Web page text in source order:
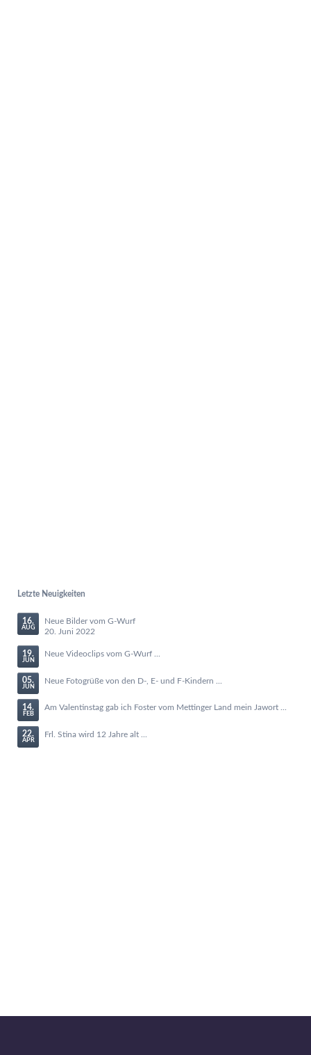
Letzte Neuigkeiten
16.
AUG
Neue Bilder vom G-Wurf
20. Juni 2022
19.
JUN
Neue Videoclips vom G-Wurf ...
05.
JUN
Neue Fotogrüße von den D-, E- und F-Kindern ...
14.
FEB
Am Valentinstag gab ich Foster vom Mettinger Land mein Jawort ...
22.
APR
Frl. Stina wird 12 Jahre alt ...